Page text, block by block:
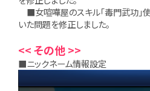
■女喧嘩屋のスキル「毒門武功」
いた問題を修正しました。
<< その他 >>
■ニックネーム情報設定